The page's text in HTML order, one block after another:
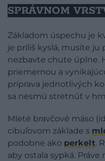
SPRÁVNOM
Základom úspechu je
je príliš kyslá, musíte ju
nezbavte chute úplne.
priemernou a
príprava jednotlivých
sa nesmú stretnúť v
Mleté bravčové mäso
cibuľovom základe s
podobne ako perkelt.
aby ostala sypká.